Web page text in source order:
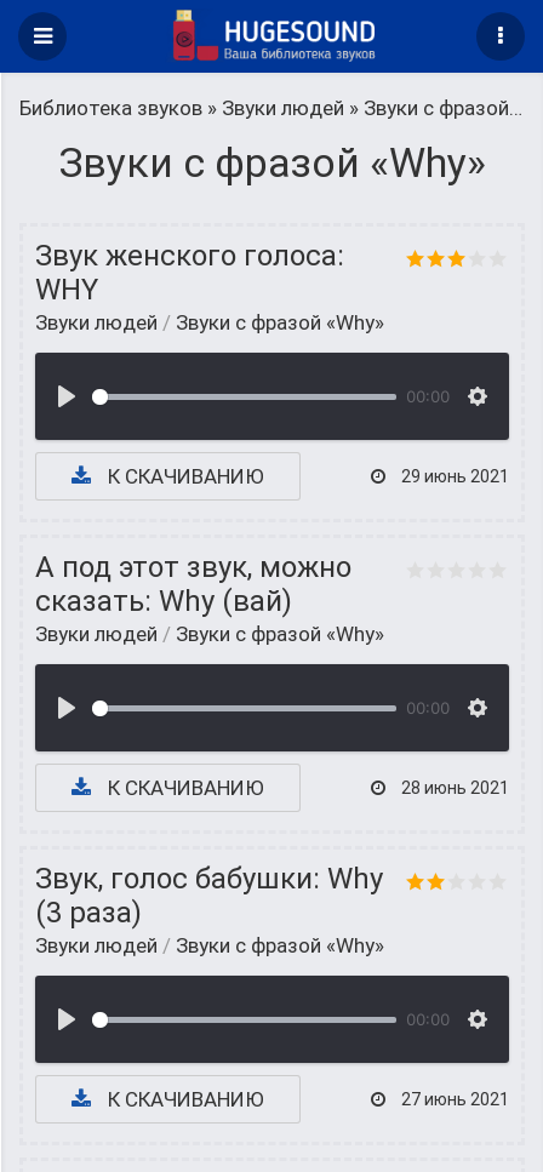
Библиотека звуков » Звуки людей » Звуки с фразой «Why»
Звуки с фразой «Why»
Звук женского голоса:
WHY
Звуки людей / Звуки с фразой «Why»
00:00
К СКАЧИВАНИЮ 29 июнь 2021
А под этот звук, можно
сказать: Why (вай)
Звуки людей / Звуки с фразой «Why»
00:00
К СКАЧИВАНИЮ 28 июнь 2021
Звук, голос бабушки: Why
(3 раза)
Звуки людей / Звуки с фразой «Why»
00:00
К СКАЧИВАНИЮ 27 июнь 2021